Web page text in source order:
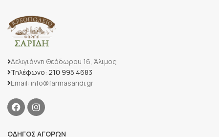
Δελιγιάννη Θεόδωρου 16, Άλιμος
Τηλέφωνο: 210 995 4683
Email: info@farmasaridi.gr
ΟΔΗΓΟΣ ΑΓΟΡΩΝ